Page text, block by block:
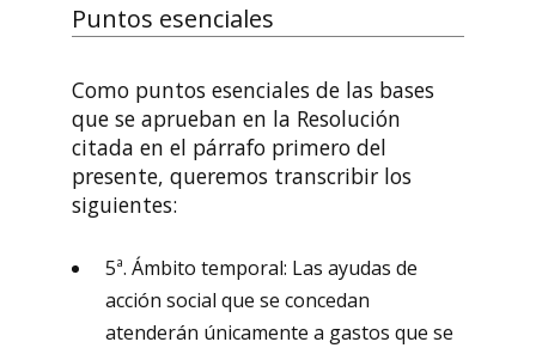
Puntos esenciales
Como puntos esenciales de las bases
que se aprueban en la Resolución
citada en el párrafo primero del
presente, queremos transcribir los
siguientes:
5ª. Ámbito temporal: Las ayudas de
acción social que se concedan
atenderán únicamente a gastos que se